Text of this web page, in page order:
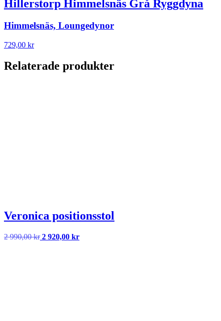
Hillerstorp Himmelsnäs Grå Ryggdyna
Himmelsnäs, Loungedynor
729,00 kr
Relaterade produkter
Veronica positionsstol
2 990,00kr Det
2 920,00 krDet